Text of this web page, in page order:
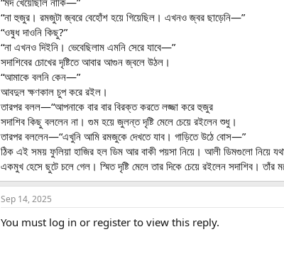
“না হুজুর। রমজুটা জ্বরে বেহোঁশ হয়ে গিয়েছিল। এখনও জ্বর ছাড়েনি—”
“ওষুধ দাওনি কিছু?”
“না এখনও দিইনি। ভেবেছিলাম এমনি সেরে যাবে—”
সদাশিবের চোখের দৃষ্টিতে আবার আগুন জ্বলে উঠল।
“আমাকে বলনি কেন—”
আবদুল ক্ষণকাল চুপ করে রইল।
তারপর বলল—“আপনাকে বার বার বিরক্ত করতে লজ্জা করে হুজুর
সদাশিব কিছু বললেন না। গুম হয়ে জুলন্ত দৃষ্টি মেলে চেয়ে রইলেন শুধু।
তারপর বললেন—“এখুনি আমি রমজুকে দেখতে যাব। গাড়িতে উঠে বোস—”
ঠিক এই সময় ফুলিয়া হাজির হল ডিম আর বাকী পয়সা নিয়ে। আলী ডিমগুলো নিয়ে
একমুখ হেসে ছুটে চলে গেল। স্মিত দৃষ্টি মেলে তার দিকে চেয়ে রইলেন সদাশিব।
Sep 14, 2025
You must log in or register to view this reply.